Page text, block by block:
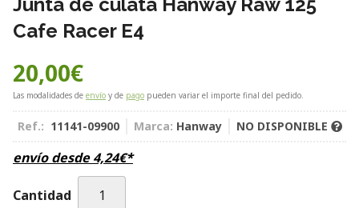
Cafe Racer E4
20,00€
Las modalidades de envío y de pago pueden variar el importe final del pedido.
Ref.: 11141-09900 Marca: Hanway NO DISPONIBLE
envío desde4,24€*
Cantidad